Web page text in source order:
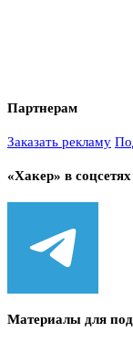
Партнерам
Заказать рекламу
«Хакер» в соцсетях
Материалы для